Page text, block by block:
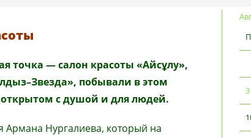
точка —салон красоты «Айсұлу»,
побывали в этом
открытом с душой и для людей.
Армана Нургалиева, который на
3